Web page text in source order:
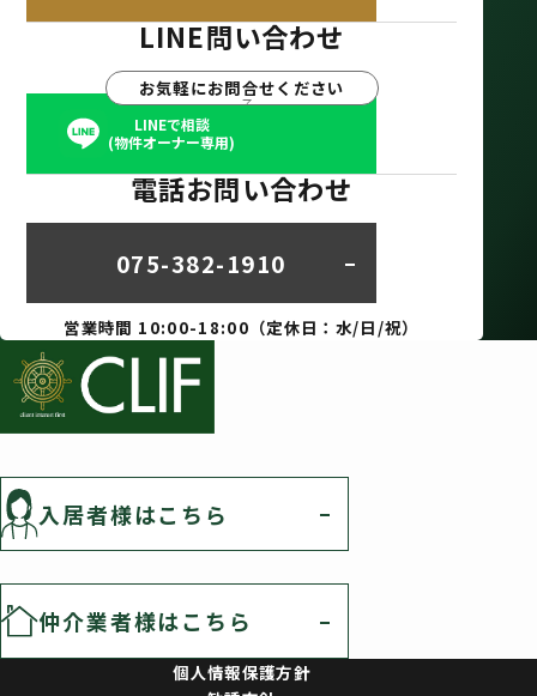
LINE問い合わせ
お気軽にお問合せください
LINEで相談
(物件オーナー専用)
電話お問い合わせ
075-382-1910
営業時間 10:00-18:00（定休日：水/日/祝）
入居者様はこちら
仲介業者様はこちら
個人情報保護方針